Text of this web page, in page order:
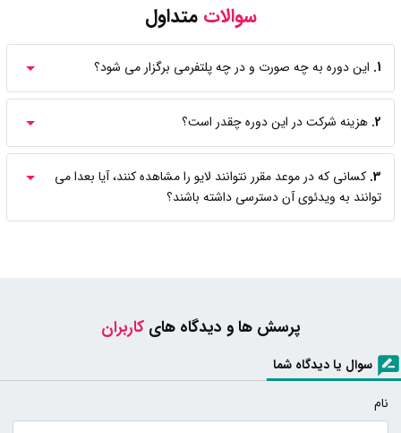
سوالاتمتداول
1. این دوره به چه صورت و در چه پلتفرمی برگزار می شود؟
2. هزینه شرکت در این دوره چقدر است؟
3. کسانی که در موعد مقرر نتوانند لایو را مشاهده کنند، آیا بعدا می
توانند به ویدئوی آن دسترسی داشته باشند؟
پرسش ها و دیدگاه هایکاربران
سوال یا دیدگاه شما
نام